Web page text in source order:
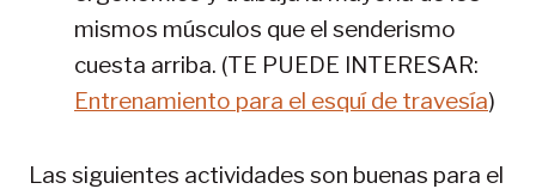
mismos músculos que el senderismo
cuesta arriba. (TE PUEDE INTERESAR:
Entrenamiento para el esquí de travesía)
Las siguientes actividades son buenas para el